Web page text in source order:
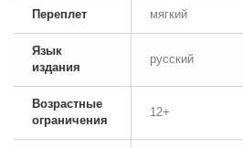
Переплет мягкий
Язык
издания
русский
Возрастные
ограничения
12+